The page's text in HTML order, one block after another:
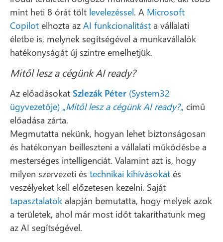
mint heti 8 órát tölt levelezéssel. A Microsoft
Copilot elhozta az AI funkcionalitást a vállalati
életbe is, melynek segítségével a munkavállalók
hatékonyságát új szintre emelhetjük.
Mitől lesz a cégünk AI ready?
Az előadásokat Szlezák Péter (System32
ügyvezetője) „Mitől lesz a cégünk AI ready?„ című
előadása zárta.
Megmutatta nekünk, hogyan lehet biztonságosan
és hatékonyan beilleszteni a vállalati működésbe a
mesterséges intelligenciát. Valamint azt is, hogy
milyen szervezeti és technikai kihívásokat és
veszélyeket kell előzetesen kezelni. Saját
tapasztalatok alapján bemutatta, hogy melyek azok
a területek, ahol már most időt takaríthatunk meg
az AI segítségével.